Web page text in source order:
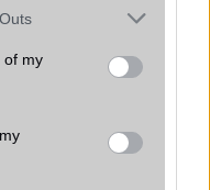
one or more Google
You may click to
its third-party tags to
in below Google
of my